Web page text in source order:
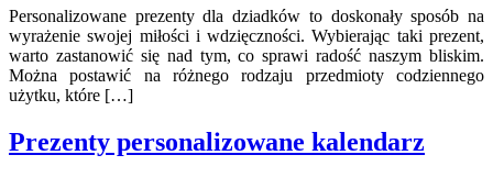
Personalizowane prezenty dla dziadków to doskonały sposób na
wyrażenie swojej miłości i wdzięczności. Wybierając taki prezent,
warto zastanowić się nad tym, co sprawi radość naszym bliskim.
Można postawić na różnego rodzaju przedmioty codziennego
użytku, które […]
Prezenty personalizowane kalendarz